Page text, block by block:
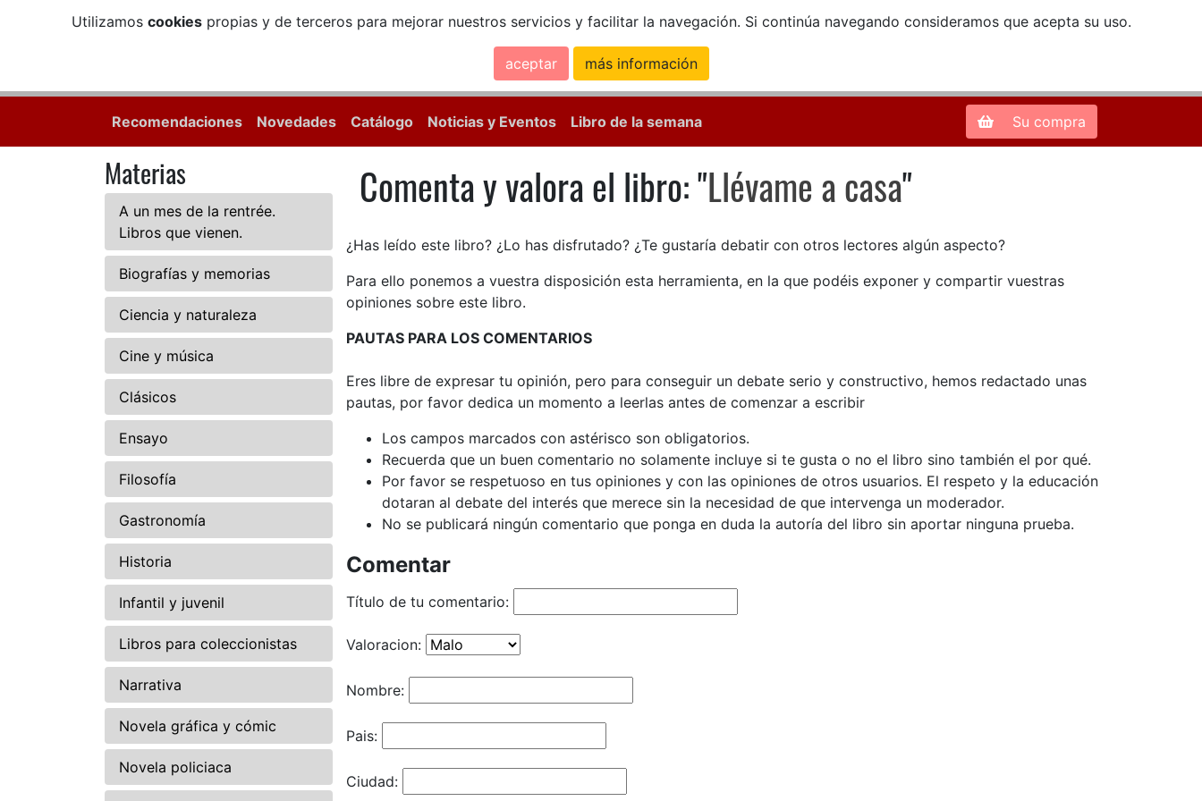
Utilizamos cookiespropias y de terceros para mejorar nuestros servicios y facilitar la navegación. Si continúa navegando consideramos que acepta su uso.
aceptar más información
Zona de Clientes
Recomendaciones Novedades Catálogo Noticias y Eventos Libro de la semana Su compra
Materias
A un mes de la rentrée.
Libros que vienen.
Biografías y memorias
Ciencia y naturaleza
Cine y música
Clásicos
Ensayo
Filosofía
Gastronomía
Historia
Infantil y juvenil
Libros para coleccionistas
Narrativa
Novela gráfica y cómic
Novela policiaca
Comenta y valora el libro: Llévame a casa
Comenta y valora el libro: "Llévame a casa"
¿Has leído este libro? ¿Lo has disfrutado? ¿Te gustaría debatir con otros lectores algún aspecto?
Para ello ponemos a vuestra disposición esta herramienta, en la que podéis exponer y compartir vuestras
opiniones sobre este libro.
PAUTAS PARA LOS COMENTARIOS
Eres libre de expresar tu opinión, pero para conseguir un debate serio y constructivo, hemos redactado unas
pautas, por favor dedica un momento a leerlas antes de comenzar a escribir
Los campos marcados con astérisco son obligatorios.
Recuerda que un buen comentario no solamente incluye si te gusta o no el libro sino también el por qué.
Por favor se respetuoso en tus opiniones y con las opiniones de otros usuarios. El respeto y la educación
dotaran al debate del interés que merece sin la necesidad de que intervenga un moderador.
No se publicará ningún comentario que ponga en duda la autoría del libro sin aportar ninguna prueba.
Comentar
Título de tu comentario:
Valoracion:
Nombre:
Pais:
Ciudad: